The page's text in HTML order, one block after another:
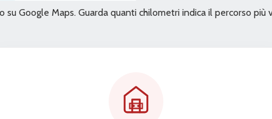
viaggio del vostro veicolo con aggiornamenti in tempo reale (chiedi al
su Google Maps. Guarda quanti chilometri indica il percorso